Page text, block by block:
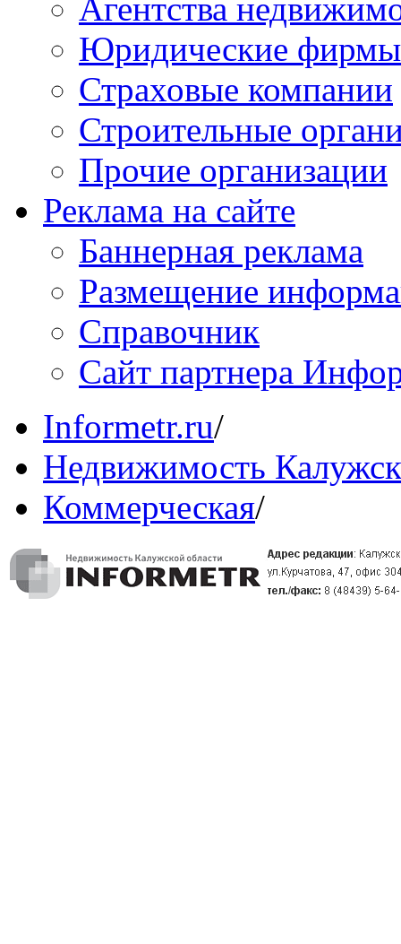
Агентства
Юридические фирмы
Страховые компании
Строительные
Прочие организации
Реклама на сайте
Баннерная реклама
Размещение
Справочник
Сайт партнера
Informetr.ru/
Недвижимость
Коммерческая/